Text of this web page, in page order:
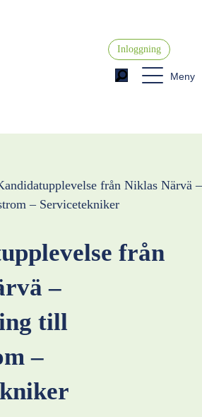
Inloggning
Meny
från Niklas Närvä –
– Servicetekniker
från
–
till
–